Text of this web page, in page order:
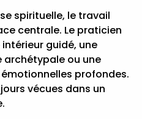
spirituelle, le travail
centrale. Le praticien
guidé, une
archétypale ou une
profondes.
vécues dans un